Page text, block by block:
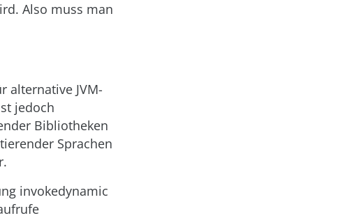
Also muss man
alternative JVM-
jedoch
Bibliotheken
Sprachen
invokedynamic